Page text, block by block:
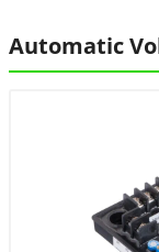
Automatic